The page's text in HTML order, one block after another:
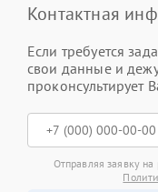
Контактная
Если требуется
свои данные и
проконсультирует
Отправляя заявку